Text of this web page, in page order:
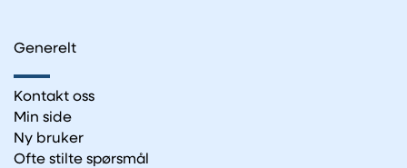
Generelt
Kontakt oss
Min side
Ny bruker
Ofte stilte spørsmål